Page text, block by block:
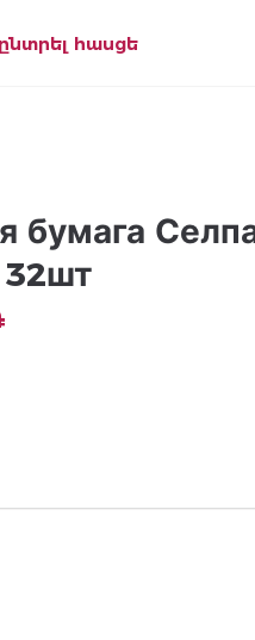
հասցե
бумага